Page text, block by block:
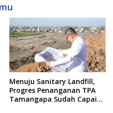
Menuju Sanitary Landfill,
Progres Penanganan TPA
Tamangapa Sudah Capai